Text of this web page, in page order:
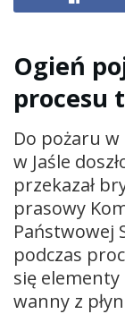
Ogień
procesu
Do pożaru w
w Jaśle
przekazał
prasowy
Państwowej
podczas
się elementy
wanny z